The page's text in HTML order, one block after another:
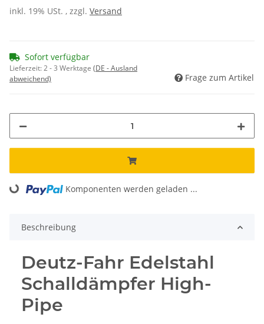
inkl. 19% USt. , zzgl. Versand
Sofort verfügbar
Lieferzeit:2 - 3 Werktage (DE - Ausland
abweichend)
Frage zum Artikel
Loading... Komponenten werden geladen ...
Beschreibung
Deutz-Fahr Edelstahl
Schalldämpfer High-
Pipe